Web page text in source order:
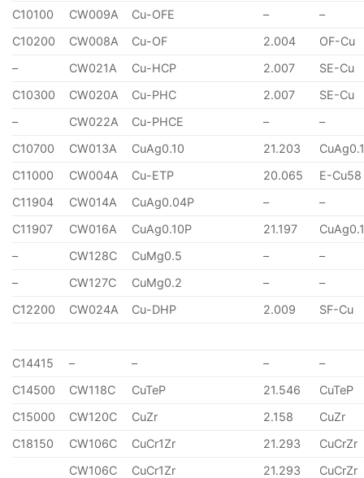
C10100
CW009A Cu-OFE –
–
C10200
CW008A Cu-OF 2.004
OF-Cu
–
CW021A Cu-HCP 2.007
SE-Cu
C10300
CW020A Cu-PHC 2.007
SE-Cu
–
CW022A Cu-PHCE –
–
C10700
CW013A CuAg0.10 21.203
C11000
CW004A Cu-ETP 20.065
E-Cu58
C11904
CW014A CuAg0.04P –
–
C11907
CW016A CuAg0.10P 21.197
–
CW128C CuMg0.5 –
–
–
CW127C CuMg0.2 –
–
C12200
CW024A Cu-DHP 2.009 SF-Cu
C14415 – – –
–
C14500
CW118C CuTeP 21.546
CuTeP
C15000
CW120C CuZr 2.158
CuZr
C18150
CW106C CuCr1Zr 21.293
CuCrZr
CW106C
CuCr1Zr 21.293
CuCrZr